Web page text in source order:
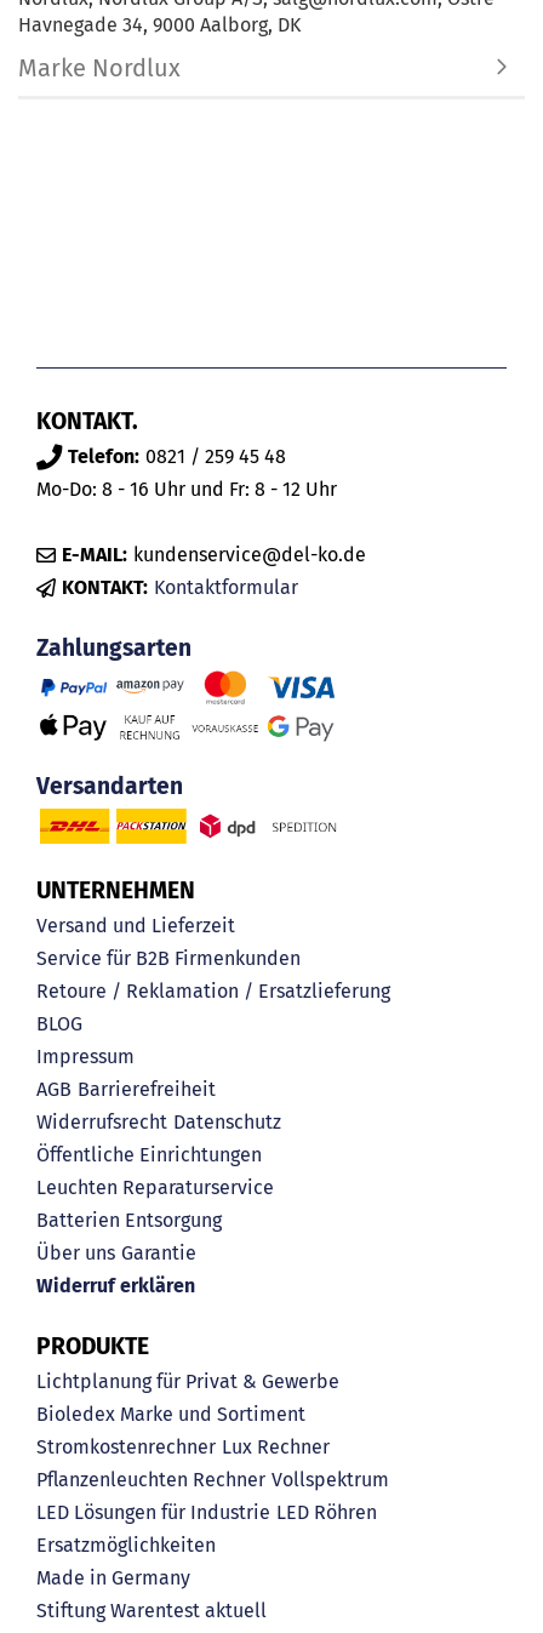
Havnegade 34, 9000 Aalborg, DK
Marke Nordlux
KONTAKT.
Telefon: 0821 / 259 45 48
Mo-Do: 8 - 16 Uhr und Fr: 8 - 12 Uhr
E-MAIL: kundenservice@del-ko.de
KONTAKT: Kontaktformular
Zahlungsarten
Versandarten
UNTERNEHMEN
Versand und Lieferzeit
Service für B2B Firmenkunden
Retoure / Reklamation / Ersatzlieferung
BLOG
Impressum
AGB Barrierefreiheit
Widerrufsrecht Datenschutz
Öffentliche Einrichtungen
Leuchten Reparaturservice
Batterien Entsorgung
Über uns Garantie
Widerruf erklären
PRODUKTE
Lichtplanung für Privat & Gewerbe
Bioledex Marke und Sortiment
Stromkostenrechner Lux Rechner
Pflanzenleuchten Rechner Vollspektrum
LED Lösungen für Industrie LED Röhren
Ersatzmöglichkeiten
Made in Germany
Stiftung Warentest aktuell